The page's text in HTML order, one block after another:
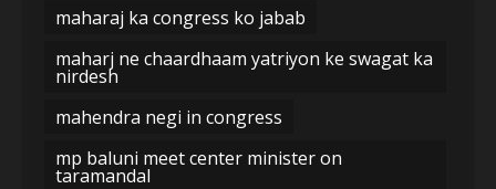
maharaj ka congress ko jabab
maharj ne chaardhaam yatriyon ke swagat ka
nirdesh
mahendra negi in congress
mp baluni meet center minister on
taramandal